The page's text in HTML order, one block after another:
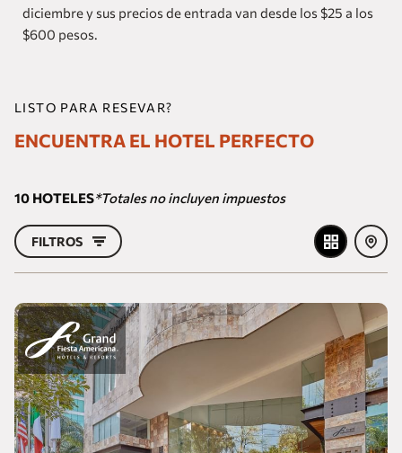
diciembre y sus precios de entrada van desde los $25 a los
$600 pesos.
LISTO PARA RESEVAR?
ENCUENTRA EL HOTEL PERFECTO
10 HOTELES*Totales no incluyen impuestos
FILTROS